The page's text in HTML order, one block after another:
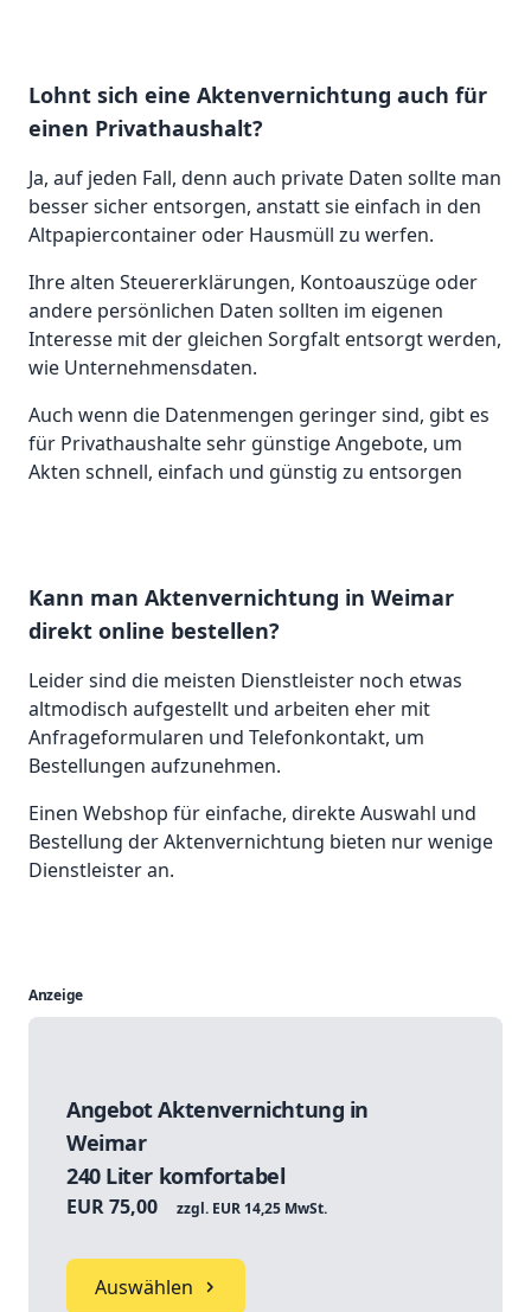
Lohnt sich eine Aktenvernichtung auch für
einen Privathaushalt?
Ja, auf jeden Fall, denn auch private Daten sollte man
besser sicher entsorgen, anstatt sie einfach in den
Altpapiercontainer oder Hausmüll zu werfen.
Ihre alten Steuererklärungen, Kontoauszüge oder
andere persönlichen Daten sollten im eigenen
Interesse mit der gleichen Sorgfalt entsorgt werden,
wie Unternehmensdaten.
Auch wenn die Datenmengen geringer sind, gibt es
für Privathaushalte sehr günstige Angebote, um
Akten schnell, einfach und günstig zu entsorgen
Kann man Aktenvernichtung in Weimar
direkt online bestellen?
Leider sind die meisten Dienstleister noch etwas
altmodisch aufgestellt und arbeiten eher mit
Anfrageformularen und Telefonkontakt, um
Bestellungen aufzunehmen.
Einen Webshop für einfache, direkte Auswahl und
Bestellung der Aktenvernichtung bieten nur wenige
Dienstleister an.
Anzeige
Angebot Aktenvernichtung in
Weimar
240 Liter komfortabel
EUR 75,00 zzgl. EUR 14,25 MwSt.
Auswählen